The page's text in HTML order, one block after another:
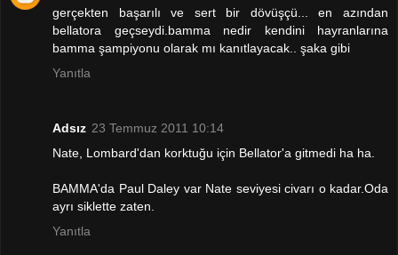
gerçekten başarılı ve sert bir dövüşçü... en azından
bellatora geçseydi.bamma nedir kendini hayranlarına
bamma şampiyonu olarak mı kanıtlayacak.. şaka gibi
Yanıtla
Adsız 23 Temmuz 2011 10:14
Nate, Lombard'dan korktuğu için Bellator'a gitmedi ha ha.
BAMMA'da Paul Daley var Nate seviyesi civarı o kadar.Oda
ayrı siklette zaten.
Yanıtla